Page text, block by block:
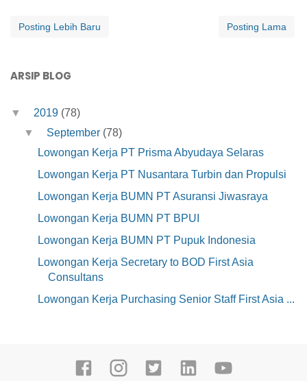
Posting Lebih Baru Posting Lama
ARSIP BLOG
▼ 2019 (78)
▼
September (78)
Lowongan Kerja PT Prisma Abyudaya Selaras
Lowongan Kerja PT Nusantara Turbin dan Propulsi
Lowongan Kerja BUMN PT Asuransi Jiwasraya
Lowongan Kerja BUMN PT BPUI
Lowongan Kerja BUMN PT Pupuk Indonesia
Lowongan Kerja Secretary to BOD First Asia
Consultans
Lowongan Kerja Purchasing Senior Staff First Asia ...
Lowongan Kerja Supervisor Recruitment PT Sushi